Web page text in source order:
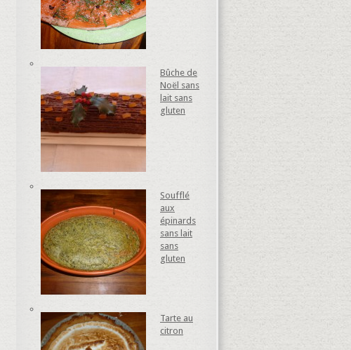
Bûche de
Noël sans
lait sans
gluten
Soufflé
aux
épinards
sans lait
sans
gluten
Tarte au
citron